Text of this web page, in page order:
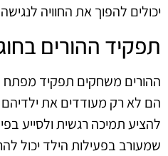
יכולים להפוך את החוויה
תפקיד ההורים
ההורים משחקים תפקיד מפתח
הם לא רק מעודדים את
להציע תמיכה רגשית ולסייע
שמעורב בפעילות הילד יכול